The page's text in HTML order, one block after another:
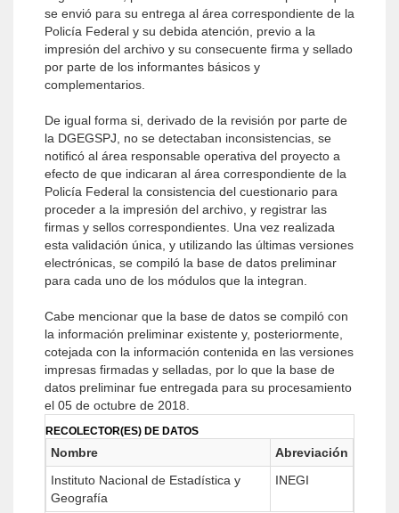
se envió para su entrega al área correspondiente de la
Policía Federal y su debida atención, previo a la
impresión del archivo y su consecuente firma y sellado
por parte de los informantes básicos y
complementarios.
De igual forma si, derivado de la revisión por parte de
la DGEGSPJ, no se detectaban inconsistencias, se
notificó al área responsable operativa del proyecto a
efecto de que indicaran al área correspondiente de la
Policía Federal la consistencia del cuestionario para
proceder a la impresión del archivo, y registrar las
firmas y sellos correspondientes. Una vez realizada
esta validación única, y utilizando las últimas versiones
electrónicas, se compiló la base de datos preliminar
para cada uno de los módulos que la integran.
Cabe mencionar que la base de datos se compiló con
la información preliminar existente y, posteriormente,
cotejada con la información contenida en las versiones
impresas firmadas y selladas, por lo que la base de
datos preliminar fue entregada para su procesamiento
el 05 de octubre de 2018.
RECOLECTOR(ES) DE DATOS
Nombre
Abreviación
Instituto Nacional de Estadística y
Geografía
INEGI